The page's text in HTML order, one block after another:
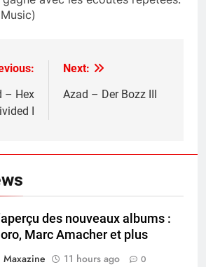
– Hex
I
Next:
Azad – Der Bozz III
des nouveaux albums :
Marc Amacher et plus
Maxazine
11 hours ago 0